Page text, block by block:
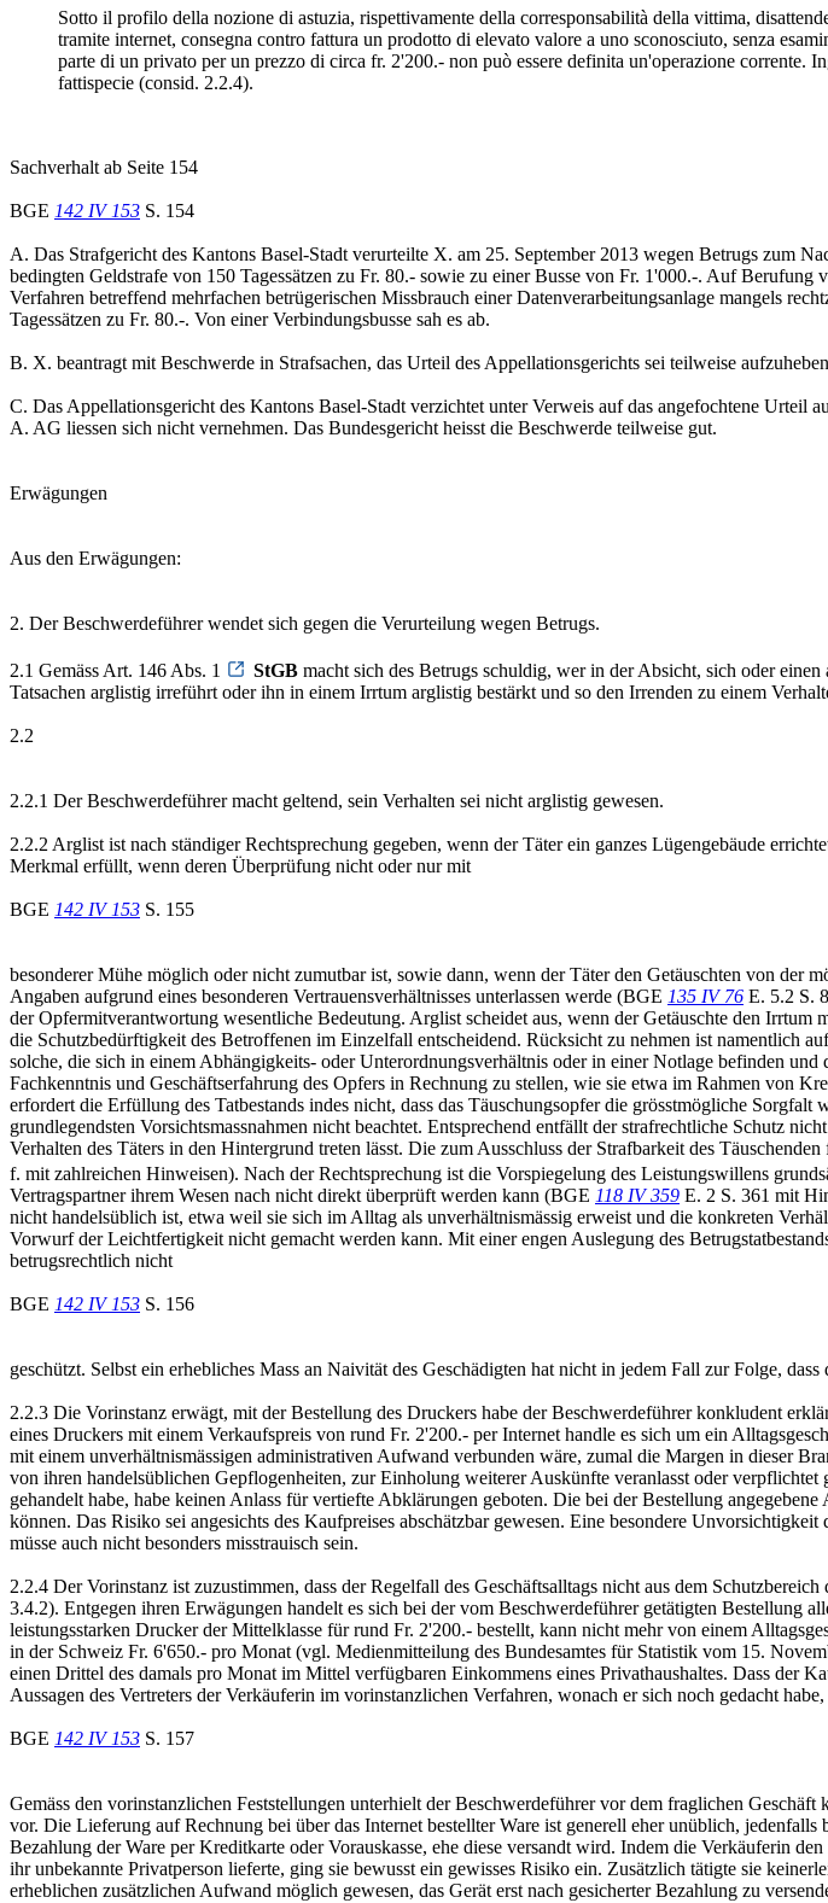
Sotto il profilo della nozione di astuzia, rispettivamente della corresponsabilità della vittima,
tramite internet, consegna contro fattura un prodotto di elevato valore a uno sconosciuto, senza
parte di un privato per un prezzo di circa fr. 2'200.- non può essere definita un'operazione corrente.
fattispecie (consid. 2.2.4).
Sachverhalt ab Seite 154
BGE 142 IV 153 S. 154
A. Das Strafgericht des Kantons Basel-Stadt verurteilte X. am 25. September 2013 wegen Betrugs zum
bedingten Geldstrafe von 150 Tagessätzen zu Fr. 80.- sowie zu einer Busse von Fr. 1'000.-. Auf
Verfahren betreffend mehrfachen betrügerischen Missbrauch einer Datenverarbeitungsanlage mangels
Tagessätzen zu Fr. 80.-. Von einer Verbindungsbusse sah es ab.
B. X. beantragt mit Beschwerde in Strafsachen, das Urteil des Appellationsgerichts sei teilweise
C. Das Appellationsgericht des Kantons Basel-Stadt verzichtet unter Verweis auf das angefochtene Urteil
A. AG liessen sich nicht vernehmen. Das Bundesgericht heisst die Beschwerde teilweise gut.
Erwägungen
Aus den Erwägungen:
2. Der Beschwerdeführer wendet sich gegen die Verurteilung wegen Betrugs.
2.1 Gemäss Art. 146 Abs. 1 StGB macht sich des Betrugs schuldig, wer in der Absicht, sich oder
Tatsachen arglistig irreführt oder ihn in einem Irrtum arglistig bestärkt und so den Irrenden zu einem
2.2
2.2.1 Der Beschwerdeführer macht geltend, sein Verhalten sei nicht arglistig gewesen.
2.2.2 Arglist ist nach ständiger Rechtsprechung gegeben, wenn der Täter ein ganzes Lügengebäude
Merkmal erfüllt, wenn deren Überprüfung nicht oder nur mit
BGE 142 IV 153 S. 155
besonderer Mühe möglich oder nicht zumutbar ist, sowie dann, wenn der Täter den Getäuschten von der
Angaben aufgrund eines besonderen Vertrauensverhältnisses unterlassen werde (BGE 135 IV 76 E. 5.2 S.
der Opfermitverantwortung wesentliche Bedeutung. Arglist scheidet aus, wenn der Getäuschte den
die Schutzbedürftigkeit des Betroffenen im Einzelfall entscheidend. Rücksicht zu nehmen ist namentlich
solche, die sich in einem Abhängigkeits- oder Unterordnungsverhältnis oder in einer Notlage befinden
Fachkenntnis und Geschäftserfahrung des Opfers in Rechnung zu stellen, wie sie etwa im Rahmen von
erfordert die Erfüllung des Tatbestands indes nicht, dass das Täuschungsopfer die grösstmögliche
grundlegendsten Vorsichtsmassnahmen nicht beachtet. Entsprechend entfällt der strafrechtliche Schutz
Verhalten des Täters in den Hintergrund treten lässt. Die zum Ausschluss der Strafbarkeit des
f. mit zahlreichen Hinweisen). Nach der Rechtsprechung ist die Vorspiegelung des Leistungswillens
Vertragspartner ihrem Wesen nach nicht direkt überprüft werden kann (BGE 118 IV 359 E. 2 S. 361 mit
nicht handelsüblich ist, etwa weil sie sich im Alltag als unverhältnismässig erweist und die konkreten
Vorwurf der Leichtfertigkeit nicht gemacht werden kann. Mit einer engen Auslegung des
betrugsrechtlich nicht
BGE 142 IV 153 S. 156
geschützt. Selbst ein erhebliches Mass an Naivität des Geschädigten hat nicht in jedem Fall zur Folge,
2.2.3 Die Vorinstanz erwägt, mit der Bestellung des Druckers habe der Beschwerdeführer konkludent
eines Druckers mit einem Verkaufspreis von rund Fr. 2'200.- per Internet handle es sich um ein
mit einem unverhältnismässigen administrativen Aufwand verbunden wäre, zumal die Margen in dieser
von ihren handelsüblichen Gepflogenheiten, zur Einholung weiterer Auskünfte veranlasst oder
gehandelt habe, habe keinen Anlass für vertiefte Abklärungen geboten. Die bei der Bestellung
können. Das Risiko sei angesichts des Kaufpreises abschätzbar gewesen. Eine besondere
müsse auch nicht besonders misstrauisch sein.
2.2.4 Der Vorinstanz ist zuzustimmen, dass der Regelfall des Geschäftsalltags nicht aus dem
3.4.2). Entgegen ihren Erwägungen handelt es sich bei der vom Beschwerdeführer getätigten Bestellung
leistungsstarken Drucker der Mittelklasse für rund Fr. 2'200.- bestellt, kann nicht mehr von einem
in der Schweiz Fr. 6'650.- pro Monat (vgl. Medienmitteilung des Bundesamtes für Statistik vom 15.
einen Drittel des damals pro Monat im Mittel verfügbaren Einkommens eines Privathaushaltes. Dass der
Aussagen des Vertreters der Verkäuferin im vorinstanzlichen Verfahren, wonach er sich noch gedacht
BGE 142 IV 153 S. 157
Gemäss den vorinstanzlichen Feststellungen unterhielt der Beschwerdeführer vor dem fraglichen
vor. Die Lieferung auf Rechnung bei über das Internet bestellter Ware ist generell eher unüblich,
Bezahlung der Ware per Kreditkarte oder Vorauskasse, ehe diese versandt wird. Indem die Verkäuferin
ihr unbekannte Privatperson lieferte, ging sie bewusst ein gewisses Risiko ein. Zusätzlich tätigte sie
erheblichen zusätzlichen Aufwand möglich gewesen, das Gerät erst nach gesicherter Bezahlung zu